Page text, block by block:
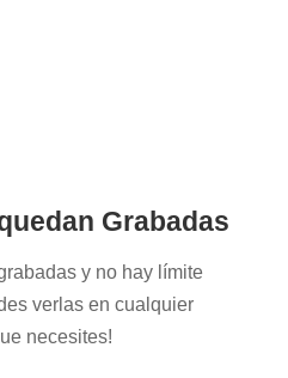
Grabadas
y no hay límite
verlas en cualquier
necesites!